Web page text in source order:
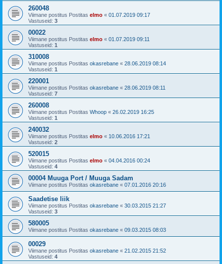
260048
Viimane postitus Postitas elmo « 01.07.2019 09:17
Vastuseid: 3
00022
Viimane postitus Postitas elmo « 01.07.2019 09:11
Vastuseid: 1
310008
Viimane postitus Postitas okasrebane « 28.06.2019 08:14
Vastuseid: 1
220001
Viimane postitus Postitas okasrebane « 28.06.2019 08:11
Vastuseid: 7
260008
Viimane postitus Postitas Whoop « 26.02.2019 16:25
Vastuseid: 1
240032
Viimane postitus Postitas elmo « 10.06.2016 17:21
Vastuseid: 2
520015
Viimane postitus Postitas elmo « 04.04.2016 00:24
Vastuseid: 4
00004 Muuga Port / Muuga Sadam
Viimane postitus Postitas okasrebane « 07.01.2016 20:16
Saadetise liik
Viimane postitus Postitas okasrebane « 30.03.2015 21:27
Vastuseid: 3
580005
Viimane postitus Postitas okasrebane « 09.03.2015 08:03
00029
Viimane postitus Postitas okasrebane « 21.02.2015 21:52
Vastuseid: 4